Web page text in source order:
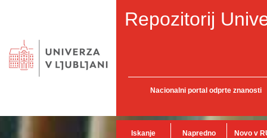
Repozitorij
Nacionalni portal odprte znanosti
Iskanje Napredno Novo v